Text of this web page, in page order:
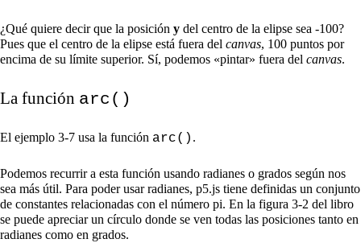
¿Qué quiere decir que la posición y del centro de la elipse sea -100?
Pues que el centro de la elipse está fuera del canvas, 100 puntos por
encima de su límite superior. Sí, podemos «pintar» fuera del canvas.
La función arc()
El ejemplo 3-7 usa la función arc() .
Podemos recurrir a esta función usando radianes o grados según nos
sea más útil. Para poder usar radianes, p5.js tiene definidas un conjunto
de constantes relacionadas con el número pi. En la figura 3-2 del libro
se puede apreciar un círculo donde se ven todas las posiciones tanto en
radianes como en grados.